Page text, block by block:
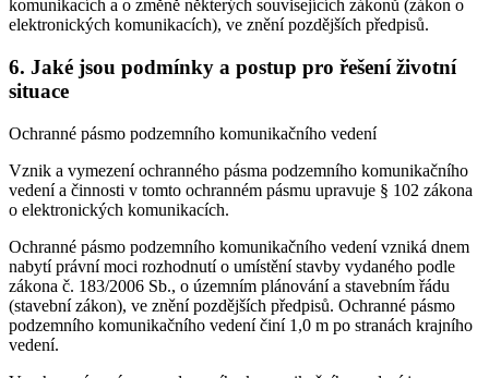
komunikacích a o změně některých souvisejících zákonů (zákon o
elektronických komunikacích), ve znění pozdějších předpisů.
6. Jaké jsou podmínky a postup pro řešení životní
situace
Ochranné pásmo podzemního komunikačního vedení
Vznik a vymezení ochranného pásma podzemního komunikačního
vedení a činnosti v tomto ochranném pásmu upravuje § 102 zákona
o elektronických komunikacích.
Ochranné pásmo podzemního komunikačního vedení vzniká dnem
nabytí právní moci rozhodnutí o umístění stavby vydaného podle
zákona č. 183/2006 Sb., o územním plánování a stavebním řádu
(stavební zákon), ve znění pozdějších předpisů. Ochranné pásmo
podzemního komunikačního vedení činí 1,0 m po stranách krajního
vedení.